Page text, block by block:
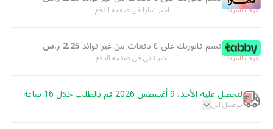
اختر تمارا في صفحة الدفع اعرف المزيد
قسم فاتورتك على ٤ دفعات من غير فوائد 2.25 ر.س
اختر تابي في صفحة الدفع اعرف المزيد
لتحصل عليه الأحد، 9 أغسطس 2026 قم بالطلب خلال 16 ساعة
توصيل الى